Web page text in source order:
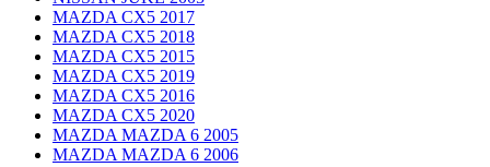
MAZDA CX5 2017
MAZDA CX5 2018
MAZDA CX5 2015
MAZDA CX5 2019
MAZDA CX5 2016
MAZDA CX5 2020
MAZDA MAZDA 6 2005
MAZDA MAZDA 6 2006